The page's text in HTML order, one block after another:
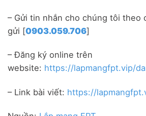
– Gửi tin nhắn cho chúng tôi theo
gửi [0903.059.706]
– Đăng ký online trên
website: https://lapmangfpt.vip/
– Link bài viết: https://